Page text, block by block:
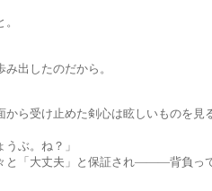
したのだから。
止めた剣心は眩しいものを見る
。ね？」
夫」と保証され―――背負ってい